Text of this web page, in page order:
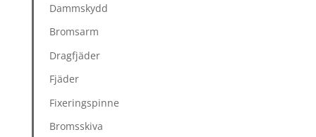
Dammskydd
Bromsarm
Dragfjäder
Fjäder
Fixeringspinne
Bromsskiva